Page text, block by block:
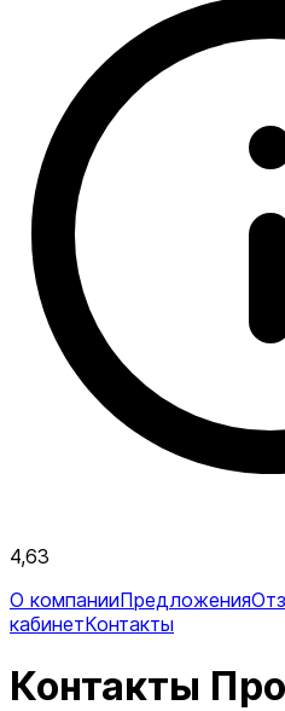
4,63
О компанииПредложения
кабинетКонтакты
Контакты